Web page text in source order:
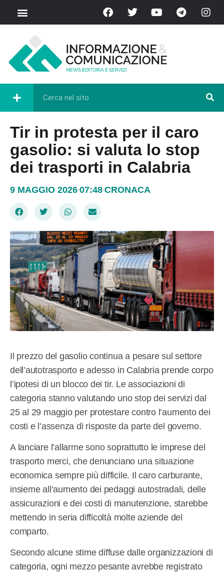
Tir in protesta per il caro
gasolio: si valuta lo stop
dei trasporti in Calabria
9 MAGGIO 2026 07:48 CRONACA
Il prezzo del gasolio continua a pesare sul settore
dell’autotrasporto e adesso in Calabria prende corpo
l’ipotesi di un blocco dei tir. Le associazioni di
categoria stanno valutando uno stop dei servizi dal
25 al 29 maggio per protestare contro l’aumento dei
costi e l’assenza di risposte da parte del governo.
A lanciare l’allarme sono soprattutto le imprese del
trasporto merci, che denunciano una situazione
economica sempre più difficile. Il caro carburante,
insieme all’aumento dei pedaggi autostradali, delle
assicurazioni e dei costi di manutenzione, starebbe
mettendo in seria difficoltà molte aziende del
comparto.
Secondo alcune stime diffuse dalle organizzazioni di
categoria, ogni mezzo pesante avrebbe registrato